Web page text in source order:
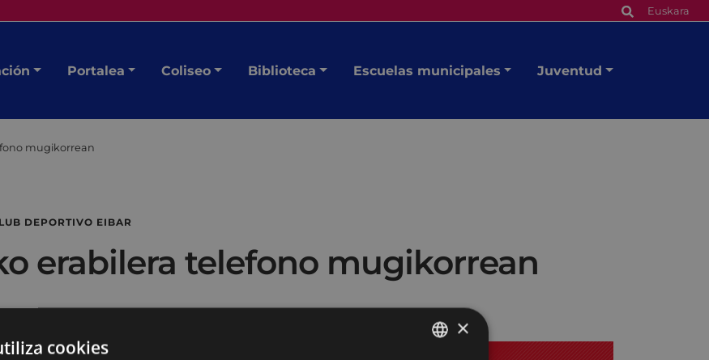
Euskara
Portalea Coliseo Biblioteca Escuelas municipales Juventud
mugikorrean
DEPORTIVO EIBAR
erabilera telefono mugikorrean
×
cookies